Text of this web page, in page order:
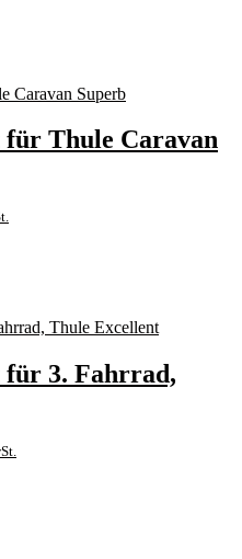
für Thule Caravan
für 3. Fahrrad,